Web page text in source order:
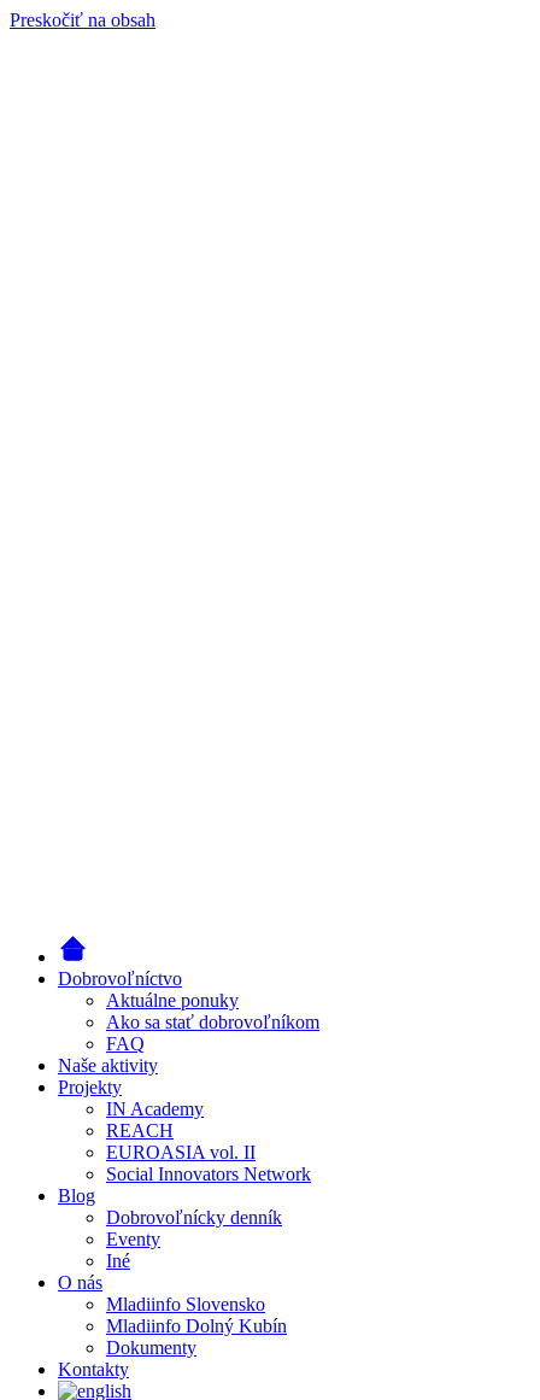
Preskočiť na obsah
Dobrovoľníctvo
Aktuálne ponuky
Ako sa stať dobrovoľníkom
FAQ
Naše aktivity
Projekty
IN Academy
REACH
EUROASIA vol. II
Social Innovators Network
Blog
Dobrovoľnícky denník
Eventy
Iné
O nás
Mladiinfo Slovensko
Mladiinfo Dolný Kubín
Dokumenty
Kontakty